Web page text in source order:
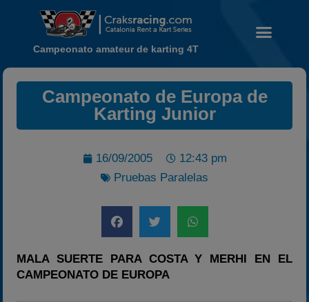
Noticias
Temporada 2026
Campeonato
Temporadas anteriores
Campeonato amateur de karting 4T
Campeonato de Europa de
Karting Junior
16/09/2005
12:43 pm
Pruebas Paralelas
MALA SUERTE PARA COSTA Y MERHI EN EL
CAMPEONATO DE EUROPA